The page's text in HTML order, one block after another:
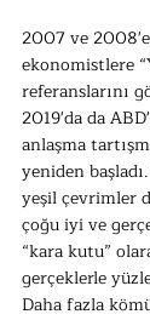
2007 ve
ekonomistlere
referanslarını
2019'da da
anlaşma
yeniden
yeşil çevrimler
çoğu iyi ve
“kara kutu”
gerçeklerle
Daha fazla